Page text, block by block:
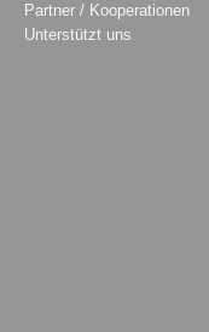
Partner / Kooperationen
Unterstützt uns